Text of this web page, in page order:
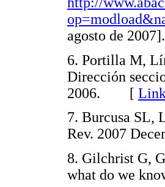
agosto de
6. Portilla M,
Dirección
2006. [
7. Burcusa SL,
Rev. 2007
8. Gilchrist G,
what do we